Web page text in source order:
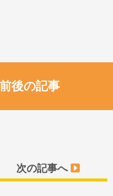
後の記事
次の記事へ